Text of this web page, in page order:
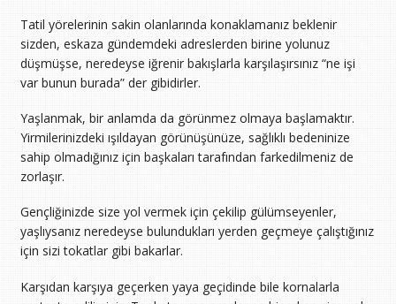
Tatil yörelerinin sakin olanlarında konaklamanız beklenir
sizden, eskaza gündemdeki adreslerden birine yolunuz
düşmüşse, neredeyse iğrenir bakışlarla karşılaşırsınız “ne işi
var bunun burada” der gibidirler.
Yaşlanmak, bir anlamda da görünmez olmaya başlamaktır.
Yirmilerinizdeki ışıldayan görünüşünüze, sağlıklı bedeninize
sahip olmadığınız için başkaları tarafından farkedilmeniz de
zorlaşır.
Gençliğinizde size yol vermek için çekilip gülümseyenler,
yaşlıysanız neredeyse bulundukları yerden geçmeye çalıştığınız
için sizi tokatlar gibi bakarlar.
Karşıdan karşıya geçerken yaya geçidinde bile kornalarla